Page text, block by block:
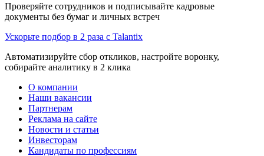
Проверяйте сотрудников и подписывайте кадровые
документы без бумаг и личных встреч
Ускорьте подбор в 2 раза с Talantix
Автоматизируйте сбор откликов, настройте воронку,
собирайте аналитику в 2 клика
О компании
Наши вакансии
Партнерам
Реклама на сайте
Новости и статьи
Инвесторам
Кандидаты по профессиям